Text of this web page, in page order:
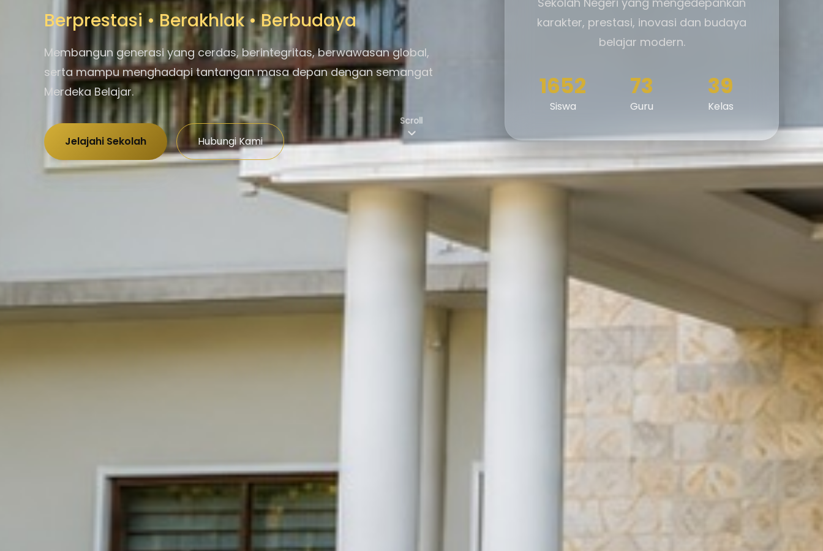
Berprestasi • Berakhlak • Berbudaya
Membangun generasi yang cerdas, berintegritas, berwawasan global,
serta mampu menghadapi tantangan masa depan dengan semangat
Merdeka Belajar.
Jelajahi Sekolah Hubungi Kami
karakter, prestasi, inovasi dan budaya
belajar modern.
1652
Siswa
73
Guru
39
Kelas
Scroll